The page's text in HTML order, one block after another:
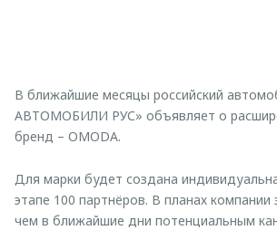
В ближайшие месяцы российский
АВТОМОБИЛИ РУС» объявляет о
бренд – OMODA.
Для марки будет создана
этапе 100 партнёров. В планах
чем в ближайшие дни потенциальным